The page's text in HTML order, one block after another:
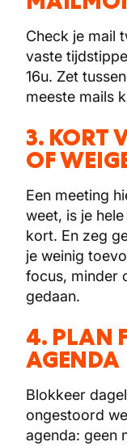
Check je mail
vaste
16u. Zet
meeste mails
3. KORT
OF
Een meeting
weet, is je
kort. En zeg
je weinig
focus, minder
gedaan.
4. PLAN
AGENDA
Blokkeer
ongestoord
agenda: geen